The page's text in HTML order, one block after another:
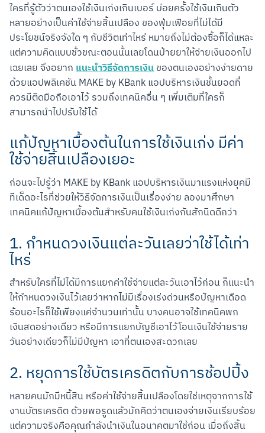
ใครที่รู้ตัวว่าตนเองใช้เงินเก่งเกินเบอร์ บ่อยครั้งใช้เงินเกินตัว
หลายอย่างเป็นค่าใช้จ่ายสิ้นเปลือง ของฟุ่มเฟือยที่ไม่ได้มี
ประโยชน์จริงจังใด ๆ กับชีวิตเท่าไหร่ หมายถึงไม่ต้องซื้อก็ได้แหละ
แต่ความคิดแบบชั่วขณะตอนนั้นเลยโดนป้ายยาให้จ่ายเงินออกไป
เฉยเลย จึงอยาก แนะนำวิธีจัดการเงิน ของตนเองอย่างง่ายดาย
ด้วยแอปพลิเคชัน MAKE by KBank แอปบริหารเงินชั้นยอดที่
ควรมีติดมือถือเอาไว้ รวมถึงเทคนิคอื่น ๆ เพิ่มเติมที่ใครก็
สามารถนำไปปรับใช้ได้
แก้ปัญหาเบื้องต้นในการใช้เงินเก่ง มีค่า
ใช้จ่ายสิ้นเปลืองเยอะ
ก่อนจะไปรู้ว่า MAKE by KBank แอปบริหารเงินมาแรงแห่งยุคมี
ทีเด็ดอะไรที่ช่วยให้วิธีจัดการเงินเป็นเรื่องง่าย ลองมาศึกษา
เทคนิคแก้ปัญหาเบื้องต้นสำหรับคนใช้เงินเก่งกันสักนิดดีกว่า
1. กำหนดวงเงินแต่ละวันเลยว่าใช้ได้เท่า
ไหร่
สำหรับใครที่ไม่ได้มีการแยกค่าใช้จ่ายแต่ละวันเอาไว้ก่อน ก็แนะนำ
ให้กำหนดวงเงินไว้เลยว่าหากไม่มีเรื่องเร่งด่วนหรือปัญหาเดือด
ร้อนอะไรก็ใช้เพียงแค่จำนวนเท่านั้น บางคนอาจใช้เทคนิคพก
เงินสดอย่างเดียว หรือมีการแยกบัญชีเอาไว้โอนเงินใช้จ่ายราย
วันอย่างเดียวก็ไม่มีปัญหา เอาที่ตนเองสะดวกเลย
2. หยุดการใช้บัตรเครดิตกับการช้อปปิ้ง
หลายคนมักมีหนี้สิน หรือค่าใช้จ่ายสิ้นเปลืองโดยใช่เหตุจากการใช้
งานบัตรเครดิต ด้วยพอรูดแล้วมักคิดว่าตนเองจ่ายเงินเรียบร้อย
แต่ความจริงคือคุณกำลังนำเงินในอนาคตมาใช้ก่อน เมื่อถึงสิ้น